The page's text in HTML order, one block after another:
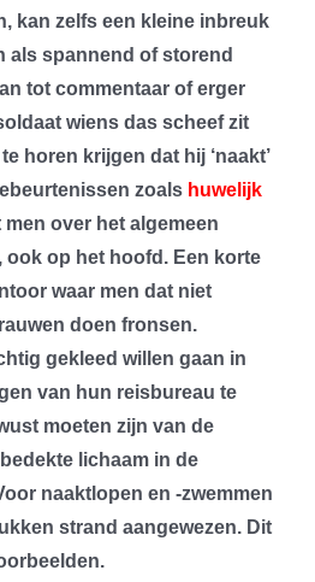
kan zelfs een kleine inbreuk
als spannend of storend
tot commentaar of erger
wiens das scheef zit
horen krijgen dat hij ‘naakt’
zoals huwelijk
over het algemeen
ook op het hoofd. Een korte
waar men dat niet
doen fronsen.
gekleed willen gaan in
van hun reisbureau te
moeten zijn van de
lichaam in de
naaktlopen en -zwemmen
strand aangewezen. Dit